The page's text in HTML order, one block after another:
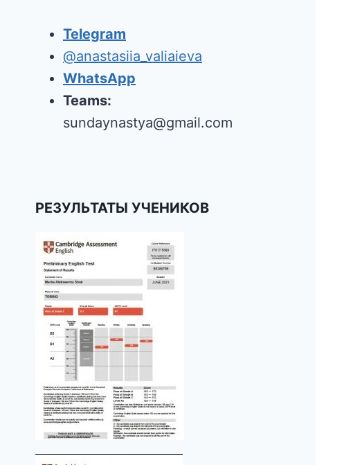
Telegram
@anastasiia_valiaieva
WhatsApp
Teams:
sundaynastya@gmail.com
РЕЗУЛЬТАТЫ УЧЕНИКОВ